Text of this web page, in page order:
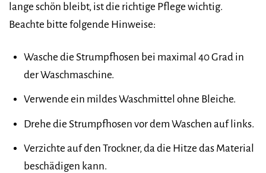
lange schön bleibt, ist die richtige Pflege wichtig.
Beachte bitte folgende Hinweise:
Wasche die Strumpfhosen bei maximal 40 Grad in
der Waschmaschine.
Verwende ein mildes Waschmittel ohne Bleiche.
Drehe die Strumpfhosen vor dem Waschen auf links.
Verzichte auf den Trockner, da die Hitze das Material
beschädigen kann.